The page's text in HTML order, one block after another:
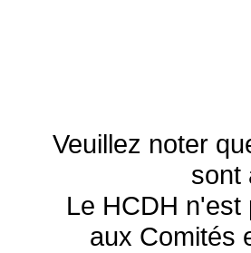
Veuillez noter
sont
Le HCDH
aux Comités